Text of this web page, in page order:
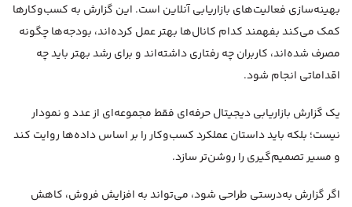
بهینه‌سازی فعالیت‌های بازاریابی آنلاین است. این گزارش به کسب‌وکارها
کمک می‌کند بفهمند کدام کانال‌ها بهتر عمل کرده‌اند، بودجه‌ها چگونه
مصرف شده‌اند، کاربران چه رفتاری داشته‌اند و برای رشد بهتر باید چه
اقداماتی انجام شود.
یک گزارش بازاریابی دیجیتال حرفه‌ای فقط مجموعه‌ای از عدد و نمودار
نیست؛ بلکه باید داستان عملکرد کسب‌وکار را بر اساس داده‌ها روایت کند
و مسیر تصمیم‌گیری را روشن‌تر سازد.
اگر گزارش به‌درستی طراحی شود، می‌تواند به افزایش فروش، کاهش